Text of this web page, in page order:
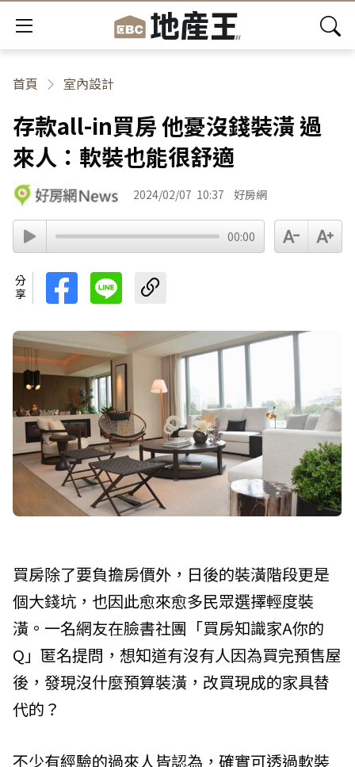
首頁 室內設計
存款all-in買房 他憂沒錢裝潢 過
來人：軟裝也能很舒適
2024/02/07 10:37 好房網
00:00
分享
買房除了要負擔房價外，日後的裝潢階段更是
個大錢坑，也因此愈來愈多民眾選擇輕度裝
潢。一名網友在臉書社團「買房知識家A你的
Q」匿名提問，想知道有沒有人因為買完預售屋
後，發現沒什麼預算裝潢，改買現成的家具替
代的？
不少有經驗的過來人皆認為，確實可透過軟裝